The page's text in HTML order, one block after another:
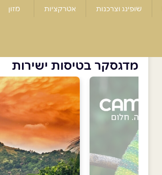
שופינג וצרכנות אטרקציות מזון
מדגסקר בטיסות ישירות